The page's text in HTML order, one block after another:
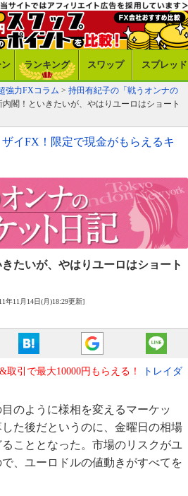
ランキング スワップ スプレッド
強力FXコラム > 持田有紀子の「戦うオンナの
閣！といきたいが、やはりユーロはショート
ザイFX！限定で現金がもらえるキ
たいが、 やはりユーロはショート
年11月14日(月)18:29更新]
引で最大10000円もらえる！
トレイダ
のように様相を変えるマーケッ
た後だというのに、金曜日の相場
こととなった。市場のリスクがユ
、ユーロドルの値動きがすべてを